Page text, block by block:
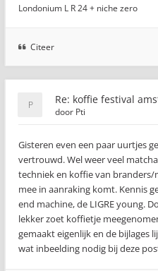
Londonium L R 24 + niche zero
Citeer
Re: koffie festival
door Pti
Gisteren even een paar uurtjes
vertrouwd. Wel weer veel
techniek en koffie van
mee in aanraking komt. Kennis
end machine, de LIGRE young.
lekker zoet koffietje
gemaakt eigenlijk en de bijlages
wat inbeelding nodig bij deze